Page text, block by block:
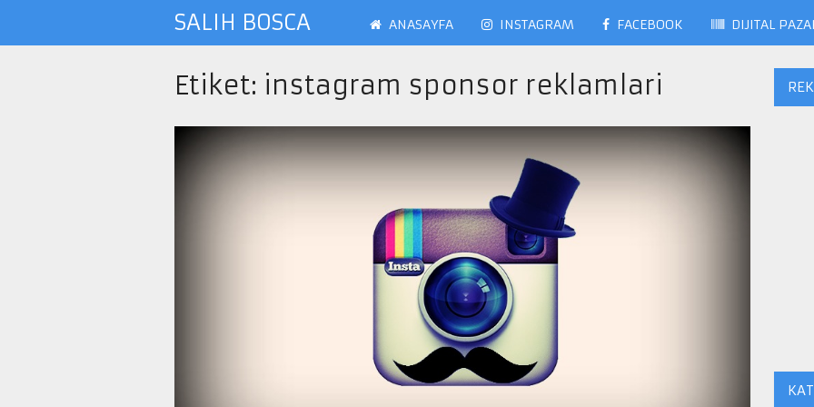
SALIH BOSCA ANASAYFA INSTAGRAM FACEBOOK DIJITAL
Etiket: instagram sponsor reklamlari